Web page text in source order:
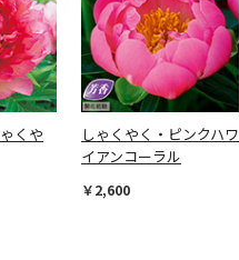
くや
しゃくやく・ピンクハワ
イアンコーラル
￥2,600